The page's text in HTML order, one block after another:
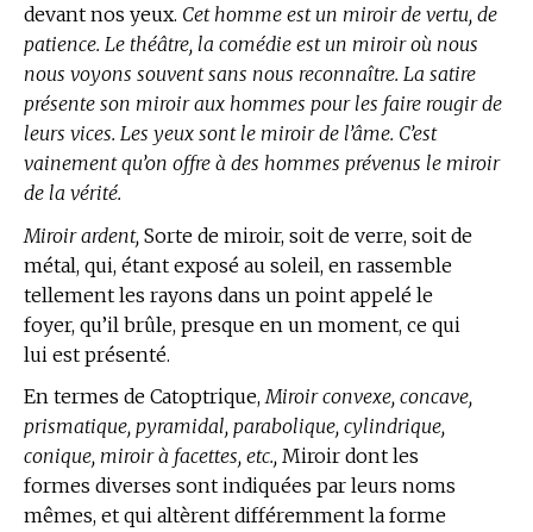
devant nos yeux. Cet homme est un miroir de vertu, de
patience. Le théâtre, la comédie est un miroir où nous
nous voyons souvent sans nous reconnaître. La satire
présente son miroir aux hommes pour les faire rougir de
leurs vices. Les yeux sont le miroir de l’âme. C’est
vainement qu’on offre à des hommes prévenus le miroir
de la vérité.
Miroir ardent, Sorte de miroir, soit de verre, soit de
métal, qui, étant exposé au soleil, en rassemble
tellement les rayons dans un point appelé le
foyer, qu’il brûle, presque en un moment, ce qui
lui est présenté.
En termes de Catoptrique, Miroir convexe, concave,
prismatique, pyramidal, parabolique, cylindrique,
conique, miroir à facettes, etc., Miroir dont les
formes diverses sont indiquées par leurs noms
mêmes, et qui altèrent différemment la forme